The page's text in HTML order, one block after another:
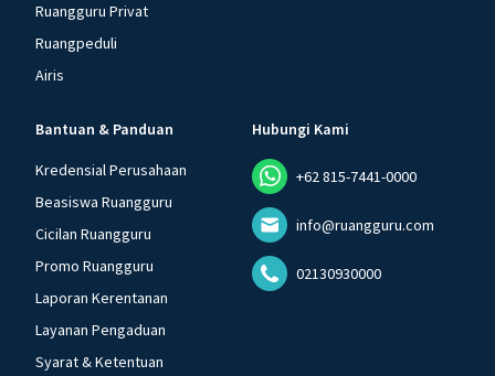
Ruangguru Privat
Ruangpeduli
Airis
Bantuan & Panduan
Kredensial Perusahaan
Beasiswa Ruangguru
Cicilan Ruangguru
Promo Ruangguru
Laporan Kerentanan
Layanan Pengaduan
Syarat & Ketentuan
Hubungi Kami
+62 815-7441-0000
info@ruangguru.com
02130930000